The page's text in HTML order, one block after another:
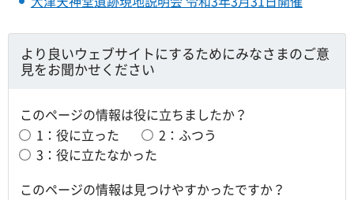
より良いウェブサイトにするためにみなさまのご意
見をお聞かせください
このページの情報は役に立ちましたか？
1：役に立った
2：ふつう
3：役に立たなかった
このページの情報は見つけやすかったですか？